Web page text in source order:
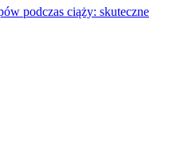
podczas ciąży: skuteczne